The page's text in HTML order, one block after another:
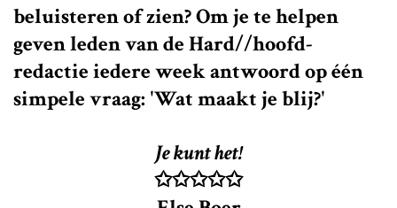
beluisteren of zien? Om je te helpen
geven leden van de Hard//hoofd-
redactie iedere week antwoord op één
simpele vraag: 'Wat maakt je blij?'
Je kunt het!
✩✩✩✩✩